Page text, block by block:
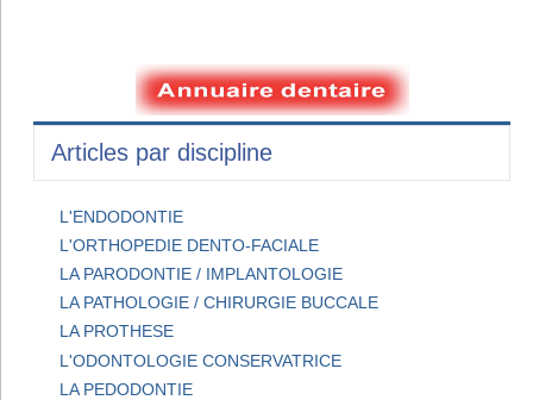
Articles par discipline
L'ENDODONTIE
L'ORTHOPEDIE DENTO-FACIALE
LA PARODONTIE / IMPLANTOLOGIE
LA PATHOLOGIE / CHIRURGIE BUCCALE
LA PROTHESE
L'ODONTOLOGIE CONSERVATRICE
LA PEDODONTIE